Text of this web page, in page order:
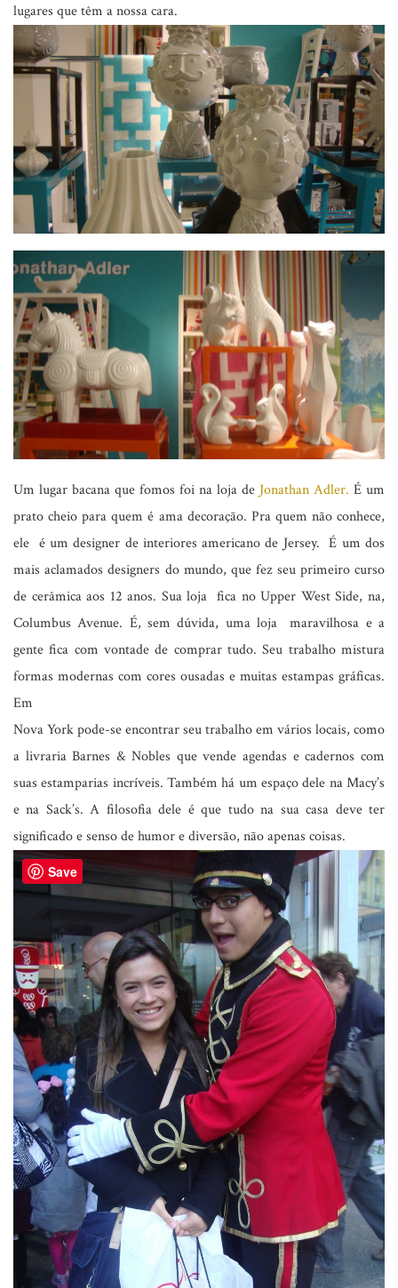
lugares que têm a nossa cara.
Um lugar bacana que fomos foi na loja de Jonathan Adler. É um
prato cheio para quem é ama decoração. Pra quem não conhece,
ele é um designer de interiores americano de Jersey. É um dos
mais aclamados designers do mundo, que fez seu primeiro curso
de cerâmica aos 12 anos. Sua loja fica no Upper West Side, na,
Columbus Avenue. É, sem dúvida, uma loja maravilhosa e a
gente fica com vontade de comprar tudo. Seu trabalho mistura
formas modernas com cores ousadas e muitas estampas gráficas.
Em
Nova York pode-se encontrar seu trabalho em vários locais, como
a livraria Barnes & Nobles que vende agendas e cadernos com
suas estamparias incríveis. Também há um espaço dele na Macy’s
e na Sack’s. A filosofia dele é que tudo na sua casa deve ter
significado e senso de humor e diversão, não apenas coisas.
Save